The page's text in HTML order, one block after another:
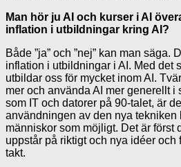
Man hör ju AI och kurser i AI
inflation i utbildningar kring AI?
Både ”ja” och ”nej” kan man säga.
inflation i utbildningar i AI. Med det
utbildar oss för mycket inom AI.
mer och använda AI mer generellt i
som IT och datorer på 90-talet, är
användningen av den nya tekniken
människor som möjligt. Det är först
uppstår på riktigt och nya idéer och
takt.